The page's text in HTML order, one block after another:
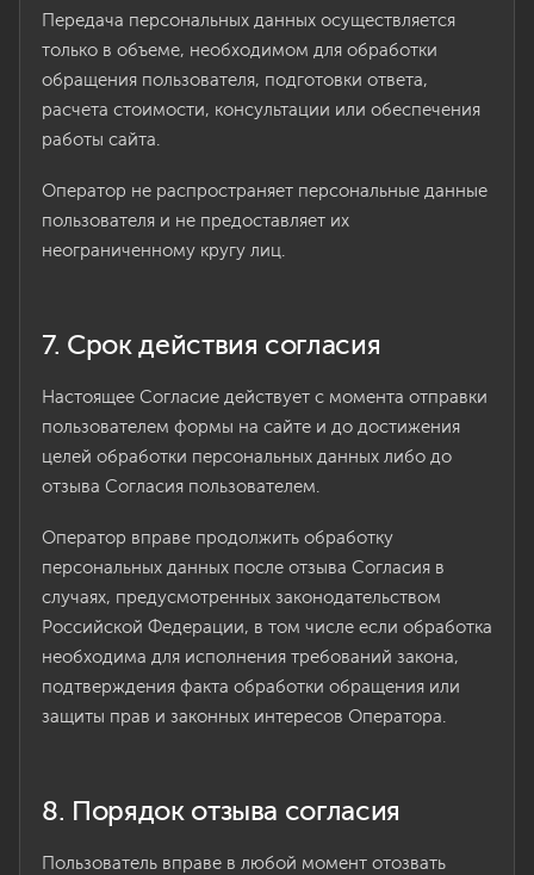
Передача персональных данных осуществляется
только в объеме, необходимом для обработки
обращения пользователя, подготовки ответа,
расчета стоимости, консультации или обеспечения
работы сайта.
Оператор не распространяет персональные данные
пользователя и не предоставляет их
неограниченному кругу лиц.
7. Срок действия согласия
Настоящее Согласие действует с момента отправки
пользователем формы на сайте и до достижения
целей обработки персональных данных либо до
отзыва Согласия пользователем.
Оператор вправе продолжить обработку
персональных данных после отзыва Согласия в
случаях, предусмотренных законодательством
Российской Федерации, в том числе если обработка
необходима для исполнения требований закона,
подтверждения факта обработки обращения или
защиты прав и законных интересов Оператора.
8. Порядок отзыва согласия
Пользователь вправе в любой момент отозвать